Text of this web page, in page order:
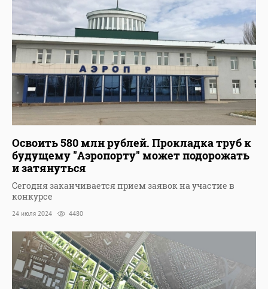
Освоить 580 млн рублей. Прокладка труб к
будущему "Аэропорту" может подорожать
и затянуться
Сегодня заканчивается прием заявок на участие в
конкурсе
24 июля 2024 4480